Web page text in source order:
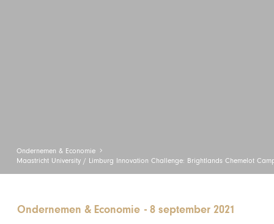
Ondernemen & Economie
Maastricht University / Limburg Innovation Challenge: Brightlands Chemelot
Ondernemen & Economie -8 september 2021